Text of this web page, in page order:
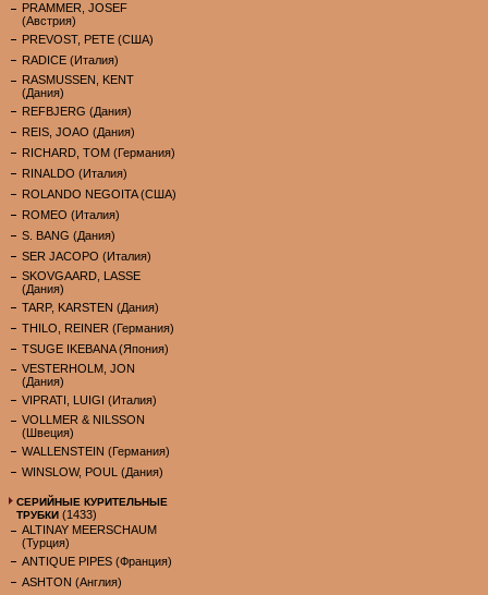
PRAMMER, JOSEF
(Австрия)
PREVOST, PETE (США)
RADICE (Италия)
RASMUSSEN, KENT
(Дания)
REFBJERG (Дания)
REIS, JOAO (Дания)
RICHARD, TOM (Германия)
RINALDO (Италия)
ROLANDO NEGOITA (США)
ROMEO (Италия)
S. BANG (Дания)
SER JACOPO (Италия)
SKOVGAARD, LASSE
(Дания)
TARP, KARSTEN (Дания)
THILO, REINER (Германия)
TSUGE IKEBANA (Япония)
VESTERHOLM, JON
(Дания)
VIPRATI, LUIGI (Италия)
VOLLMER & NILSSON
(Швеция)
WALLENSTEIN (Германия)
WINSLOW, POUL (Дания)
СЕРИЙНЫЕ КУРИТЕЛЬНЫЕ
ТРУБКИ (1433)
ALTINAY MEERSCHAUM
(Турция)
ANTIQUE PIPES (Франция)
ASHTON (Англия)